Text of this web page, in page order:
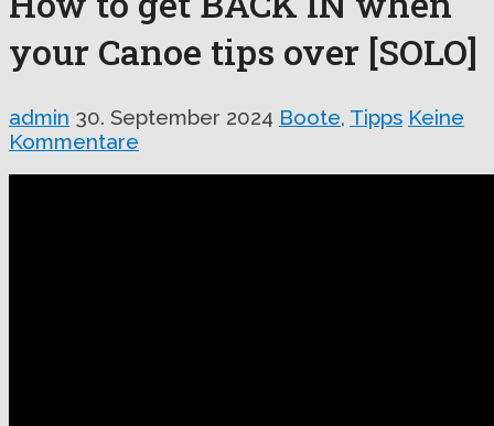
your Canoe tips over [SOLO]
admin 30. September 2024 Boote, Tipps Keine
Kommentare